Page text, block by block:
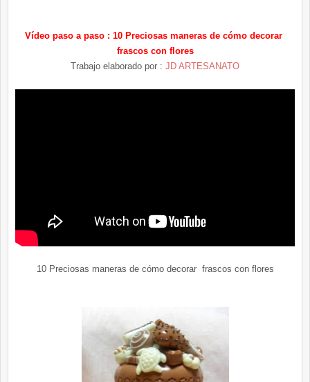
Vídeo paso a paso : 10 Preciosas maneras de cómo decorar
frascos con flores
Trabajo elaborado por : JD ARTESANATO
10 Preciosas maneras de cómo decorar frascos con flores